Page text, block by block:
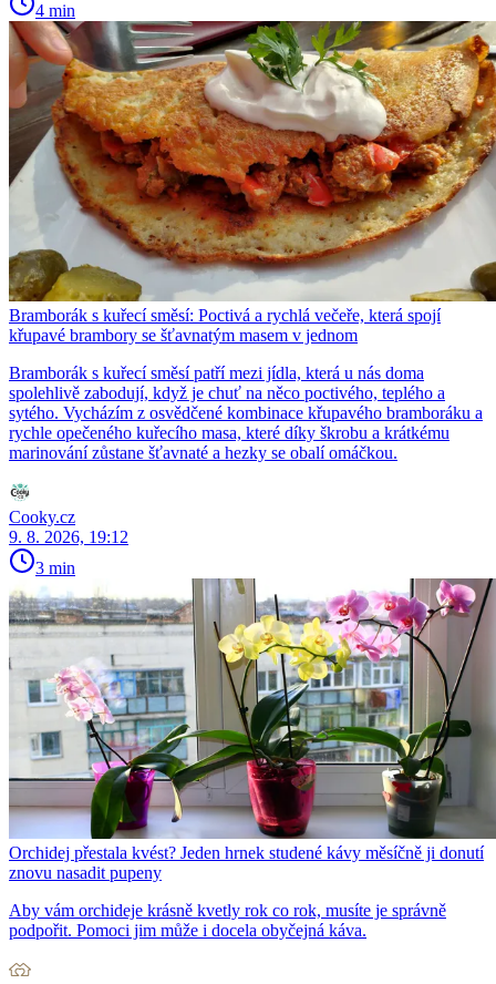
4 min
Bramborák s kuřecí směsí: Poctivá a rychlá večeře, která spojí
křupavé brambory se šťavnatým masem v jednom
Bramborák s kuřecí směsí patří mezi jídla, která u nás doma
spolehlivě zabodují, když je chuť na něco poctivého, teplého a
sytého. Vycházím z osvědčené kombinace křupavého bramboráku a
rychle opečeného kuřecího masa, které díky škrobu a krátkému
marinování zůstane šťavnaté a hezky se obalí omáčkou.
Cooky.cz
9. 8. 2026, 19:12
3 min
Orchidej přestala kvést? Jeden hrnek studené kávy měsíčně ji donutí
znovu nasadit pupeny
Aby vám orchideje krásně kvetly rok co rok, musíte je správně
podpořit. Pomoci jim může i docela obyčejná káva.